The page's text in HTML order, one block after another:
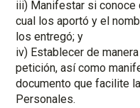
iii) Manifestar si conoce
cual los aportó y el
los entregó; y
iv) Establecer de
petición, así como
documento que facilite
Personales.